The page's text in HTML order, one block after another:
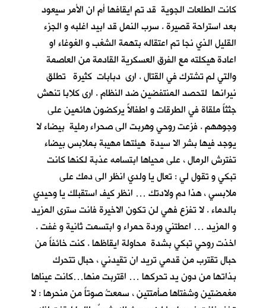
كانت الطلعات الجوية قد تم ايقافها أم ان الأمر سيعود
بعد استراحة قصيرة . سرب النمل قد ابيد اغلبه و الجزء
القليل الذي نجا تم اعتقاله بتهمة الشغب و الغوغاء او
اعادة هيكلته مع الفرق العسكرية القادمة من العاصمة
والتي لم تشترك في القتال . ارى دبابات كثيرة تطلق
نيرانها لتحصد المنتفضين ضد النظام . ارى كلابا تنهش
جثثاً ملقاة في الطرقات و اطفالاً يركضون هائمين على
وجوههم . فزعت روحي وهربت الى صحراء رملية بيضاء لا
يوجد فيها بشر الا سيدة هيئتها مهيبة بملابس بيضاء
تفترش الرمال ، على محياها ابتسامه عذبة لكنها كانت
تبكي و تقول لي : تعال يا ولدي انظر الى دمك على
ملابسي ، هذا دم ولادتك … انظر كيف استقبلك يا وحيدي
بالدماء . لا تفزع فهي لن تكون الاخيرة فانت سترى المزيد
و المزيد … اعطتني وردة حمراء و ابتسمت ثانية و غفت .
اخذت روحي تبكي بشدة محاولة ايقاظها . كنت خائفاً من
حبال تقترب من قدمي تريد ان تقيدني ، حبال تتحرك
بذاتها من دون يد تحركها … اقتربت منها…كانت عيناها
مغمضتين وشفتاها صأمتتين ، سمعتُ صوتاً من منحرها : لا